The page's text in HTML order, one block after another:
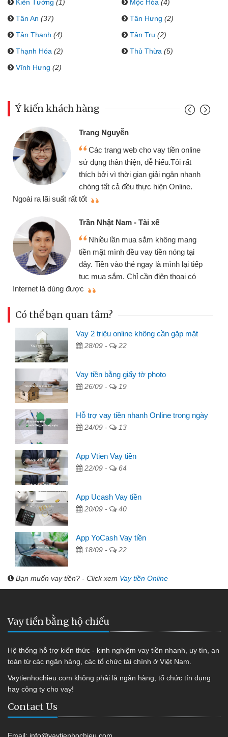
Kiến Tường (1) Mộc Hóa (4)
Tân An (37) Tân Hưng (2)
Tân Thạnh (4) Tân Trụ (2)
Thạnh Hóa (2) Thủ Thừa (5)
Vĩnh Hưng (2)
Ý kiến khách hàng
Trang Nguyễn
Các trang web cho vay tiền online
sử dụng thân thiện, dễ hiểu.Tôi rất
thích bởi vì thời gian giải ngân nhanh
chóng tất cả đều thực hiện Online.
Ngoài ra lãi suất rất tốt
Trần Nhật Nam - Tài xế
Nhiều lần mua sắm không mang
tiền mặt mình đều vay tiền nóng tại
đây. Tiền vào thẻ ngay là mình lại tiếp
tục mua sắm. Chỉ cần điện thoại có
Internet là dùng được
Có thể bạn quan tâm?
Vay 2 triệu online không cần gặp mặt
28/09 - 22
Vay tiền bằng giấy tờ photo
26/09 - 19
Hỗ trợ vay tiền nhanh Online trong ngày
24/09 - 13
App Vtien Vay tiền
22/09 - 64
App Ucash Vay tiền
20/09 - 40
App YoCash Vay tiền
18/09 - 22
Bạn muốn vay tiền? - Click xem Vay tiền Online
Vay tiền bằng hộ chiếu
Hệ thống hỗ trợ kiến thức - kinh nghiệm vay tiền nhanh, uy tín, an
toàn từ các ngân hàng, các tổ chức tài chính ở Việt Nam.
Vaytienhochieu.com không phải là ngân hàng, tổ chức tín dụng
hay công ty cho vay!
Contact Us